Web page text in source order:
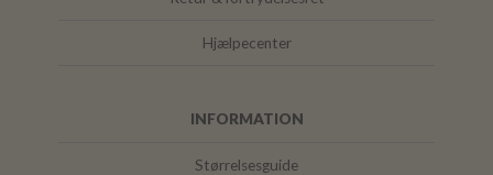
Hjælpecenter
INFORMATION
Størrelsesguide